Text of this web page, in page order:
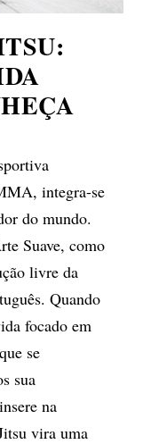
integra-se
do mundo.
Suave, como
livre da
Quando
focado em
se
sua
na
vira uma